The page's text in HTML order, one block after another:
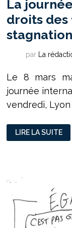
La
droits
stagnation
par La
Le 8 mars
journée
vendredi, Lyon
LA
JOURNÉE
INTERNATIONALE
PROGRÈS
ET
STAGNATION
LIRE LA SUITE